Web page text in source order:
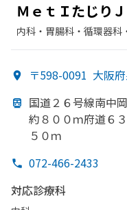
ＭｅｔＩたじり
内科・​胃腸科・​循環器科
〒598-0091 大阪
国道２６号線南中
約８００ｍ府道６
５０ｍ
072-466-2433
対応診療科